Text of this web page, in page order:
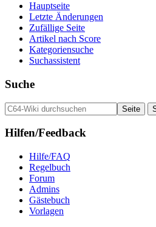
Hauptseite
Letzte Änderungen
Zufällige Seite
Artikel nach Score
Kategoriensuche
Suchassistent
Suche
Hilfen/Feedback
Hilfe/FAQ
Regelbuch
Forum
Admins
Gästebuch
Vorlagen